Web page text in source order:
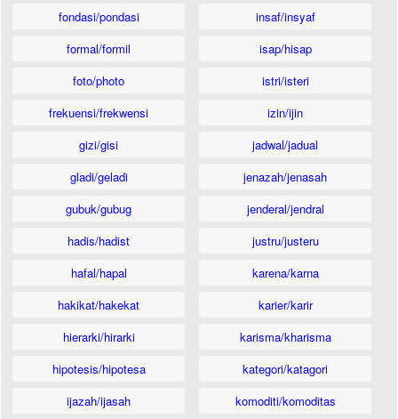
fondasi/pondasi
formal/formil
foto/photo
frekuensi/frekwensi
gizi/gisi
gladi/geladi
gubuk/gubug
hadis/hadist
hafal/hapal
hakikat/hakekat
hierarki/hirarki
hipotesis/hipotesa
ijazah/ijasah
insaf/insyaf
isap/hisap
istri/isteri
izin/ijin
jadwal/jadual
jenazah/jenasah
jenderal/jendral
justru/justeru
karena/karna
karier/karir
karisma/kharisma
kategori/katagori
komoditi/komoditas